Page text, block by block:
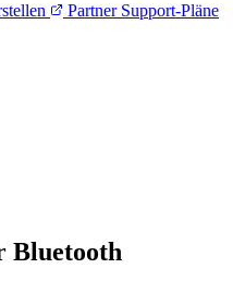
Partner Support-Pläne
Bluetooth